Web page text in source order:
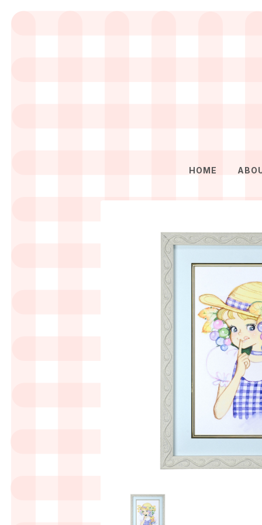
HOME